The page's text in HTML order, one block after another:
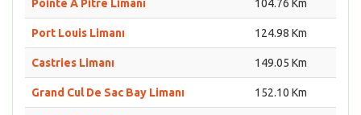
Pointe A Pitre Limanı 104.76 Km
Port Louis Limanı 124.98 Km
Castries Limanı 149.05 Km
Grand Cul De Sac Bay Limanı 152.10 Km